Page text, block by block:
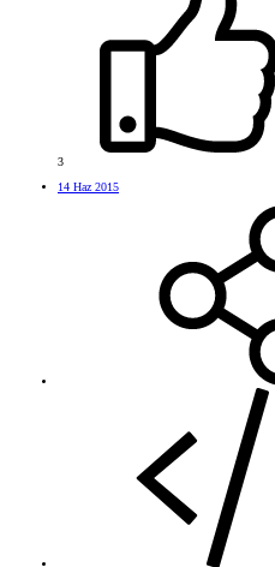
3
14 Haz 2015